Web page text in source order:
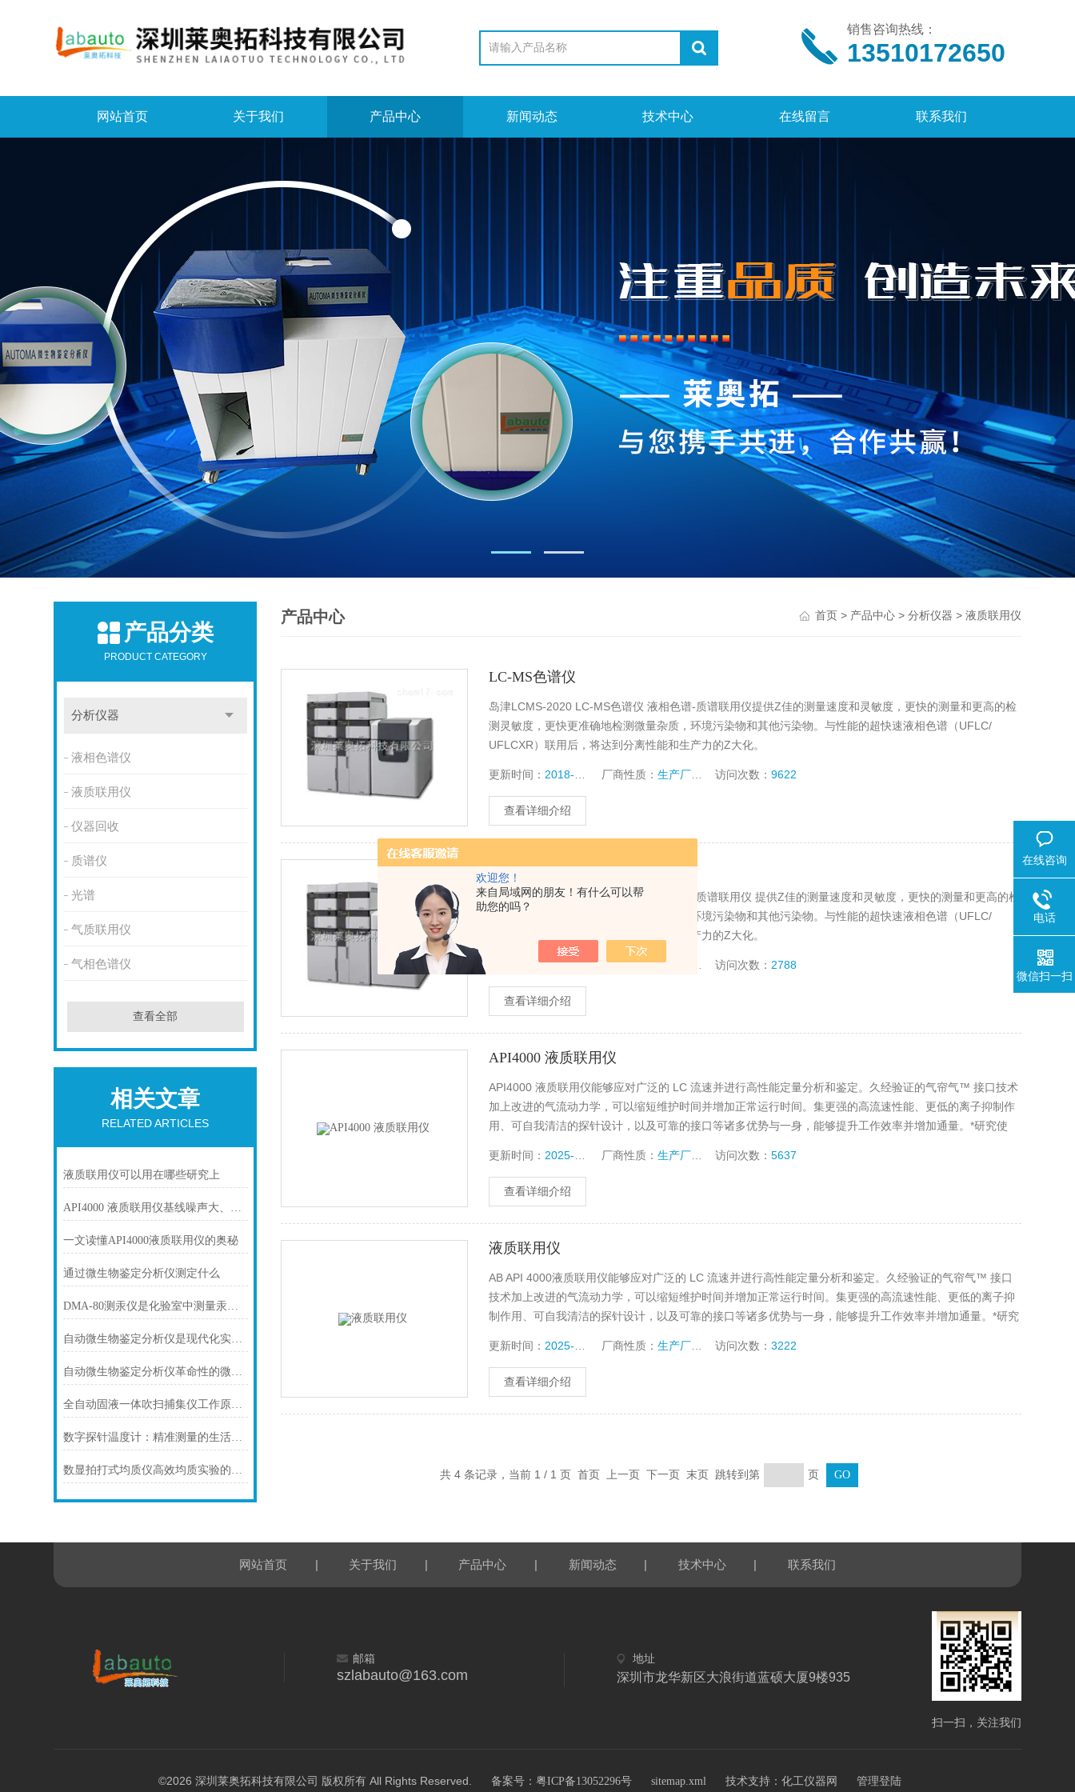
欢迎您！
来自局域网的朋友！有什么可以帮
助您的吗？
销售咨询热线：
13510172650
网站首页 关于我们 产品中心 新闻动态 技术中心 在线留言 联系我们
产品分类
PRODUCT CATEGORY
分析仪器
液相色谱仪
液质联用仪
仪器回收
质谱仪
光谱
气质联用仪
气相色谱仪
查看全部
相关文章
RELATED ARTICLES
液质联用仪可以用在哪些研究上
API4000 液质联用仪基线噪声大、峰形拖尾？排查维护
一文读懂API4000液质联用仪的奥秘
通过微生物鉴定分析仪测定什么
DMA-80测汞仪是化验室中测量汞的理想工具
自动微生物鉴定分析仪是现代化实验室的重要工具
自动微生物鉴定分析仪革命性的微生物学变革
全自动固液一体吹扫捕集仪工作原理与技术优势解析
数字探针温度计：精准测量的生活科技助手
数显拍打式均质仪高效均质实验的设备
产品中心 首页> 产品中心> 分析仪器 > 液质联用仪
LC-MS色谱仪
岛津LCMS-2020 LC-MS色谱仪 液相色谱-质谱联用仪提供Z佳的测量速度和灵敏度，更快的测量和更高的检
测灵敏度，更快更准确地检测微量杂质，环境污染物和其他污染物。与性能的超快速液相色谱（UFLC/
UFLCXR）联用后，将达到分离性能和生产力的Z大化。
更新时间： 2018-05-17 厂商性质：生产厂家 访问次数： 9622
查看详细介绍
LCMS色谱仪
岛津LCMS-2020 LC-MS色谱仪 液相色谱-质谱联用仪 提供Z佳的测量速度和灵敏度，更快的测量和更高的检
测灵敏度，更快更准确地检测微量杂质，环境污染物和其他污染物。与性能的超快速液相色谱（UFLC/
UFLCXR）联用后，将达到分离性能和生产力的Z大化。
更新时间：2018-03-28 厂商性质：生产厂家 访问次数： 2788
查看详细介绍
API4000 液质联用仪
API4000 液质联用仪能够应对广泛的 LC 流速并进行高性能定量分析和鉴定。久经验证的气帘气™ 接口技术
加上改进的气流动力学，可以缩短维护时间并增加正常运行时间。集更强的高流速性能、更低的离子抑制作
用、可自我清洁的探针设计，以及可靠的接口等诸多优势与一身，能够提升工作效率并增加通量。*研究使
更新时间： 2025-05-20 厂商性质：生产厂家 访问次数： 5637
查看详细介绍
液质联用仪
AB API 4000液质联用仪能够应对广泛的 LC 流速并进行高性能定量分析和鉴定。久经验证的气帘气™ 接口
技术加上改进的气流动力学，可以缩短维护时间并增加正常运行时间。集更强的高流速性能、更低的离子抑
制作用、可自我清洁的探针设计，以及可靠的接口等诸多优势与一身，能够提升工作效率并增加通量。*研究
更新时间： 2025-05-20 厂商性质：生产厂家 访问次数： 3222
查看详细介绍
共 4 条记录，当前 1 / 1 页 首页 上一页 下一页 末页 跳转到第 页
网站首页 | 关于我们 | 产品中心 | 新闻动态 | 技术中心 | 联系我们
邮箱
szlabauto@163.com
地址
深圳市龙华新区大浪街道蓝硕大厦9楼935
扫一扫，关注我们
©2026 深圳莱奥拓科技有限公司 版权所有 All Rights Reserved. 备案号：粤ICP备13052296号 sitemap.xml 技术支持： 化工仪器网 管理登陆
在线咨询
电话
微信扫一扫